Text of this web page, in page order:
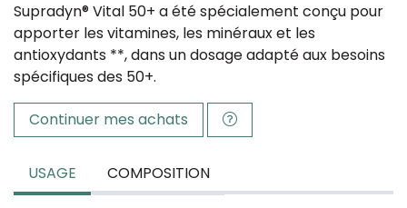
Supradyn® Vital 50+ a été spécialement conçu pour
apporter les vitamines, les minéraux et les
antioxydants **, dans un dosage adapté aux besoins
spécifiques des 50+.
Continuer mes achats
USAGE COMPOSITION